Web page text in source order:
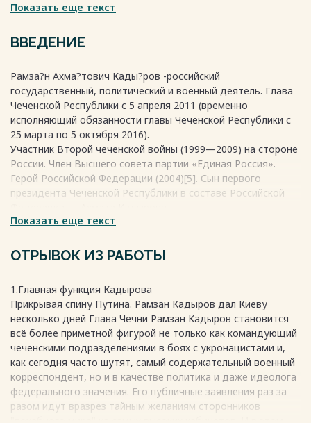
Показать еще текст
ВВЕДЕНИЕ
Рамза?н Ахма?тович Кады?ров -российский
государственный, политический и военный деятель. Глава
Чеченской Республики с 5 апреля 2011 (временно
исполняющий обязанности главы Чеченской Республики с
25 марта по 5 октября 2016).
Участник Второй чеченской войны (1999—2009) на стороне
России. Член Высшего совета партии «Единая Россия».
Герой Российской Федерации (2004)[5]. Сын первого
президента Чеченской Республики в составе Российской
Президент Чеченской Республики с 5 апреля 2007 по 5
президента Чеченской Республики с 15 февраля по 5
исполняющий обязанности председателя правительства
Чеченской Республики с 18 ноября 2005 по 4 марта 2007).
Весь текст будет доступенпосле покупки
Показать еще текст
ОТРЫВОК ИЗ РАБОТЫ
1.Главная функция Кадырова
Прикрывая спину Путина. Рамзан Кадыров дал Киеву
несколько дней Глава Чечни Рамзан Кадыров становится
всё более приметной фигурой не только как командующий
чеченскими подразделениями в боях с укронацистами и,
как сегодня часто шутят, самый содержательный военный
корреспондент, но и в качестве политика и даже идеолога
федерального значения. Его публичные заявления раз за
разом идут вразрез тайным желаниям сторонников